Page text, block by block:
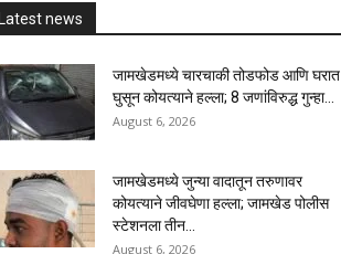
news
जामखेडमध्ये चारचाकी तोडफोड आणि घरात
घुसून कोयत्याने हल्ला; 8 जणांविरुद्ध गुन्हा...
August 6, 2026
जामखेडमध्ये जुन्या वादातून तरुणावर
कोयत्याने जीवघेणा हल्ला; जामखेड पोलीस
स्टेशनला तीन...
August 6, 2026